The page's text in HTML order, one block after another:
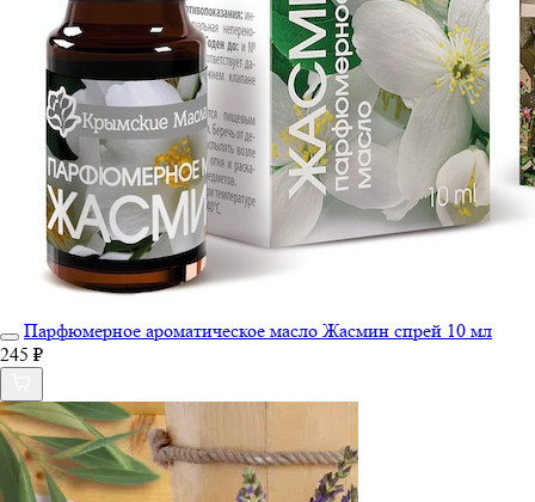
Парфюмерное ароматическое масло Жасмин спрей 10 мл
245 ₽